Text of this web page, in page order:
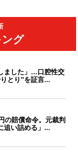
ング
ました」…口腔性交
とり”を証言...
の賠償命令。元裁判
追い詰める」...